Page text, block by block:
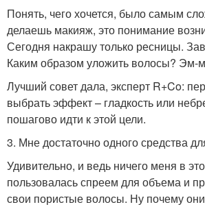
Понять, чего хочется, было самым
делаешь макияж, это понимание
Сегодня накрашу только ресницы.
Каким образом уложить волосы? Эм-
Лучший совет дала, эксперт R+Co:
выбрать эффект – гладкость или
пошагово идти к этой цели.
3. Мне достаточно одного средства
Удивительно, и ведь ничего меня в
пользовалась спреем для объема и
свои пористые волосы. Ну почему